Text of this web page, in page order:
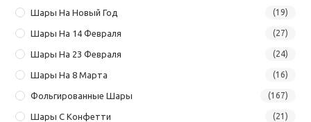
Шары На Новый Год (19)
Шары На 14 Февраля (27)
Шары На 23 Февраля (24)
Шары На 8 Марта (16)
Фольгированные Шары (167)
Шары С Конфетти (21)